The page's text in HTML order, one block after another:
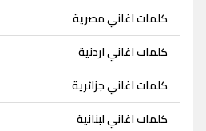
كلمات اغاني مصرية
كلمات اغاني اردنية
كلمات اغاني جزائرية
كلمات اغاني لبنانية